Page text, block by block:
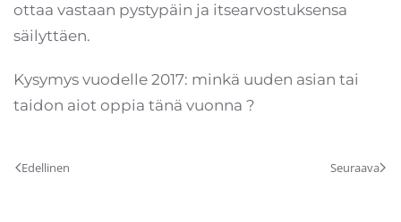
ottaa vastaan pystypäin ja itsearvostuksensa
säilyttäen.
Kysymys vuodelle 2017: minkä uuden asian tai
taidon aiot oppia tänä vuonna ?
Edellinen Seuraava